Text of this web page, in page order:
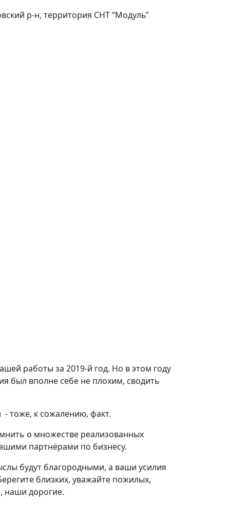
р-н, территория СНТ “Модуль”
работы за 2019-й год. Но в этом году
был вполне себе не плохим, сводить
тоже, к сожалению, факт.
о множестве реализованных
партнёрами по бизнесу.
будут благородными, а ваши усилия
близких, уважайте пожилых,
наши дорогие.